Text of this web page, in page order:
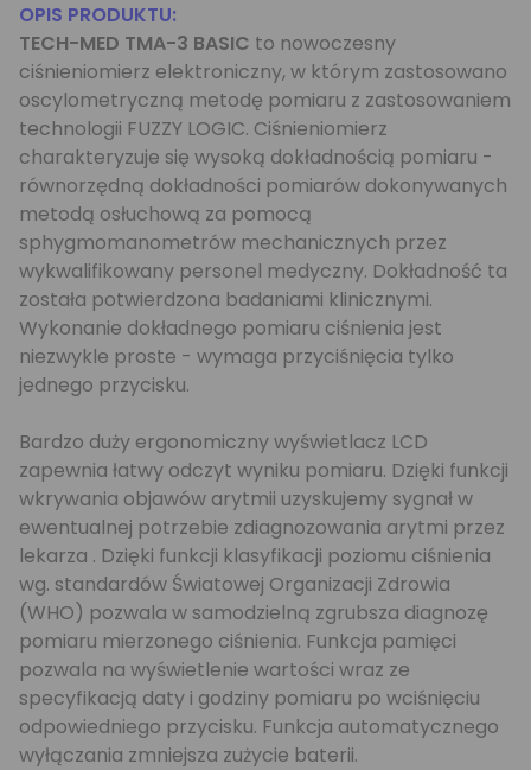
OPIS PRODUKTU:
TECH-MED TMA-3 BASIC to nowoczesny
ciśnieniomierz elektroniczny, w którym zastosowano
oscylometryczną metodę pomiaru z zastosowaniem
technologii FUZZY LOGIC. Ciśnieniomierz
charakteryzuje się wysoką dokładnością pomiaru -
równorzędną dokładności pomiarów dokonywanych
metodą osłuchową za pomocą
sphygmomanometrów mechanicznych przez
wykwalifikowany personel medyczny. Dokładność ta
została potwierdzona badaniami klinicznymi.
Wykonanie dokładnego pomiaru ciśnienia jest
niezwykle proste - wymaga przyciśnięcia tylko
jednego przycisku.
Bardzo duży ergonomiczny wyświetlacz LCD
zapewnia łatwy odczyt wyniku pomiaru. Dzięki funkcji
wkrywania objawów arytmii uzyskujemy sygnał w
ewentualnej potrzebie zdiagnozowania arytmi przez
lekarza . Dzięki funkcji klasyfikacji poziomu ciśnienia
wg. standardów Światowej Organizacji Zdrowia
(WHO) pozwala w samodzielną zgrubsza diagnozę
pomiaru mierzonego ciśnienia. Funkcja pamięci
pozwala na wyświetlenie wartości wraz ze
specyfikacją daty i godziny pomiaru po wciśnięciu
odpowiedniego przycisku. Funkcja automatycznego
wyłączania zmniejsza zużycie baterii.